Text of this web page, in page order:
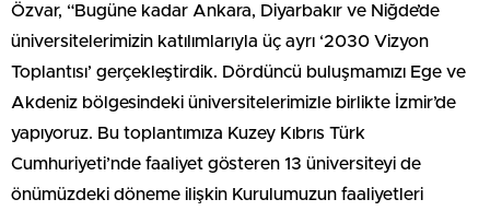
Özvar, “Bugüne kadar Ankara, Diyarbakır ve Niğde’de
üniversitelerimizin katılımlarıyla üç ayrı ‘2030 Vizyon
Toplantısı’ gerçekleştirdik. Dördüncü buluşmamızı Ege ve
Akdeniz bölgesindeki üniversitelerimizle birlikte İzmir’de
yapıyoruz. Bu toplantımıza Kuzey Kıbrıs Türk
Cumhuriyeti’nde faaliyet gösteren 13 üniversiteyi de
önümüzdeki döneme ilişkin Kurulumuzun faaliyetleri